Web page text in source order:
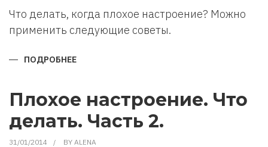
Что делать, когда плохое настроение? Можно
применить следующие советы.
ПОДРОБНЕЕ
ЧАСТЬ
3.
Плохое настроение. Что
делать. Часть 2.
31/01/2014 BY ALENA